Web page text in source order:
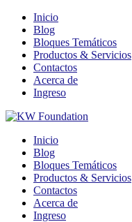
Inicio
Blog
Bloques Temáticos
Productos & Servicios
Contactos
Acerca de
Ingreso
Inicio
Blog
Bloques Temáticos
Productos & Servicios
Contactos
Acerca de
Ingreso